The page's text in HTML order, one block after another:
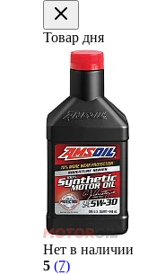
Товар дня
Нет в наличии
5 (7)